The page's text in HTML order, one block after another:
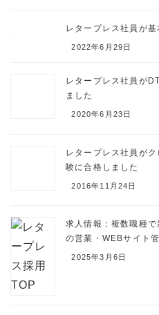
レタープレス社員が
2022年6月29日
レタープレス社員が
ました
2020年6月23日
レタープレス社員が
験に合格しました
2016年11月24日
求人情報：複数職種
の営業・WEBサイト
2025年3月6日